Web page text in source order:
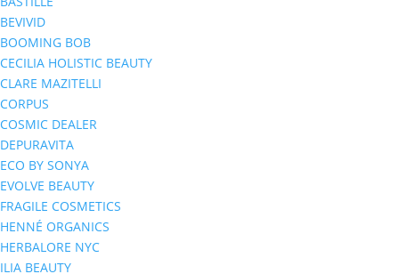
BEVIVID
BOOMING BOB
CECILIA HOLISTIC BEAUTY
CLARE MAZITELLI
CORPUS
COSMIC DEALER
DEPURAVITA
ECO BY SONYA
EVOLVE BEAUTY
FRAGILE COSMETICS
HENNÉ ORGANICS
HERBALORE NYC
ILIA BEAUTY